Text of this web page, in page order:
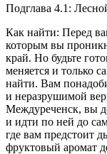
Подглава 4.1:
Как найти: Перед
которым вы
край. Но будьте
меняется и только
найти. Вам
и неразрушимой
Междуреченск, вы
и идти по ней до
где вам предстоит
фруктовый аромат